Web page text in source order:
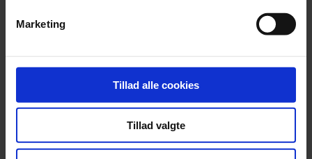
Marketing
Tillad alle cookies
Tillad valgte
Nyhed